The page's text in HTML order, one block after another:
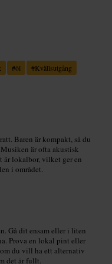
#öl #Kvällsutgång
Baren är kompakt, så du
är ofta akustisk
är lokalbor, vilket ger en
i området.
Gå dit ensam eller i liten
Prova en lokal pint eller
du vill ha ett alternativ
det är fullt.